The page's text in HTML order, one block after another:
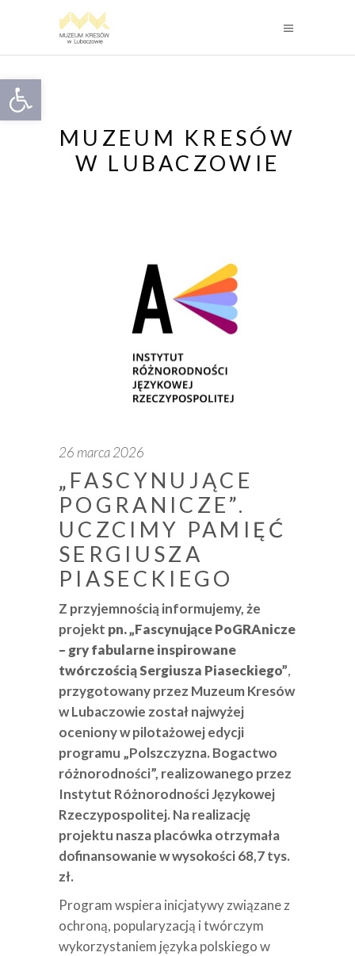
Otwórz pasek narzędzi
MUZEUM KRESÓW
W LUBACZOWIE
26 marca 2026
„FASCYNUJĄCE
POGRANICZE”.
UCZCIMY PAMIĘĆ
SERGIUSZA
PIASECKIEGO
Z przyjemnością informujemy, że
projekt pn. „Fascynujące PoGRAnicze
– gry fabularne inspirowane
twórczością Sergiusza Piaseckiego”,
przygotowany przez Muzeum Kresów
w Lubaczowie został najwyżej
oceniony w pilotażowej edycji
programu „Polszczyzna. Bogactwo
różnorodności”, realizowanego przez
Instytut Różnorodności Językowej
Rzeczypospolitej. Na realizację
projektu nasza placówka otrzymała
dofinansowanie w wysokości 68,7 tys.
zł.
Program wspiera inicjatywy związane z
ochroną, popularyzacją i twórczym
wykorzystaniem języka polskiego w